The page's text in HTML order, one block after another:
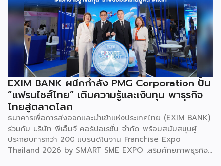
EXIM BANK ผนึกกำลัง PMG Corporation ปั้น
“แฟรนไชส์ไทย” เติมความรู้และเงินทุน พาธุรกิจ
ไทยสู่ตลาดโลก
ธนาคารเพื่อการส่งออกและนำเข้าแห่งประเทศไทย (EXIM BANK)
ร่วมกับ บริษัท พีเอ็มจี คอร์ปอเรชั่น จำกัด พร้อมสนับสนุนผู้
ประกอบการกว่า 200 แบรนด์ในงาน Franchise Expo
Thailand 2026 by SMART SME EXPO เสริมศักยภาพธุรกิจ